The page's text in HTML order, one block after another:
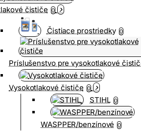
čističe 0
Čistiace prostriedky 0
Príslušenstvo pre vysokotlakové
Vysokotlakové čističe 0
STIHL 0
WASPPER/benzínové 0